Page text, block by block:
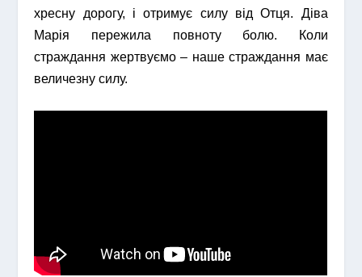
хресну дорогу, і отримує силу від Отця. Діва
Марія пережила повноту болю. Коли
страждання жертвуємо – наше страждання має
величезну силу.